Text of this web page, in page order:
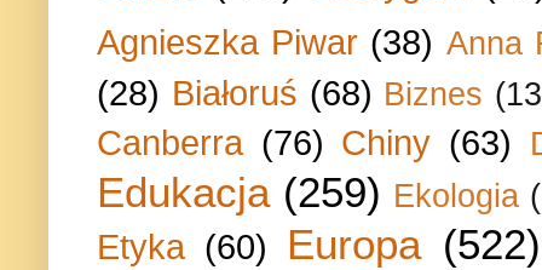
Agnieszka Piwar (38) Anna
(28) Białoruś (68) Biznes
Canberra (76) Chiny (63)
Edukacja (259) Ekologia
Etyka (60) Europa (522)